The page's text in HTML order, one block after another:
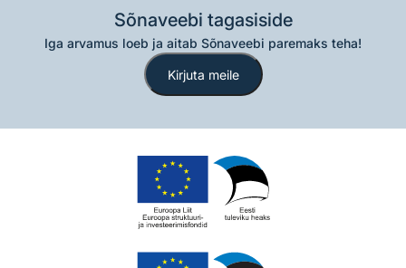
Sõnaveebi tagasiside
Iga arvamus loeb ja aitab Sõnaveebi paremaks teha!
Kirjuta meile